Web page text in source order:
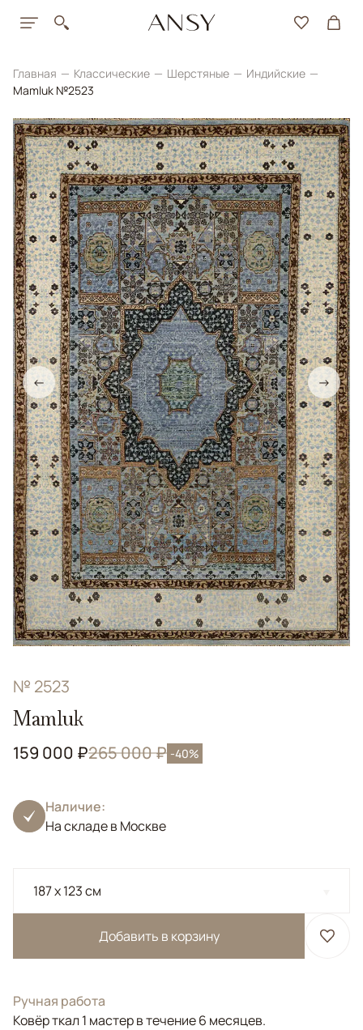
Главная Классические Шерстяные
Индийские
Mamluk №2523
← →
№ 2523
Mamluk
159 000 ₽265 000 ₽ -40%
Наличие:
На складе в Москве
187 x 123 см
Добавить в корзину
Ручная работа
Ковёр ткал 1 мастер в течение 6 месяцев.